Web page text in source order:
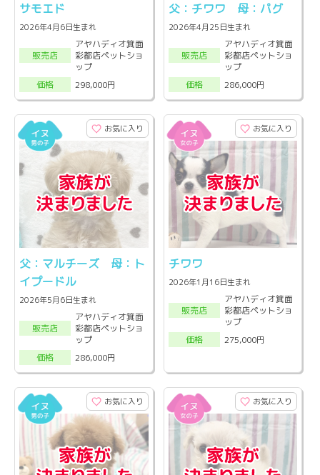
サモエド
2026年4月6日生まれ
販売店
アヤハディオ箕面
彩都店ペットショ
ップ
価格
298,000円
父：チワワ 母：パグ
2026年4月25日生まれ
販売店
アヤハディオ箕面
彩都店ペットショ
ップ
価格
286,000円
お気に入り
父：マルチーズ 母：ト
イプードル
2026年5月6日生まれ
販売店
アヤハディオ箕面
彩都店ペットショ
ップ
価格
286,000円
お気に入り
チワワ
2026年1月16日生まれ
販売店
アヤハディオ箕面
彩都店ペットショ
ップ
価格
275,000円
お気に入り お気に入り